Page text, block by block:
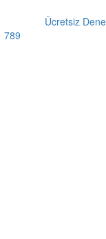
Ücretsiz Dene
789